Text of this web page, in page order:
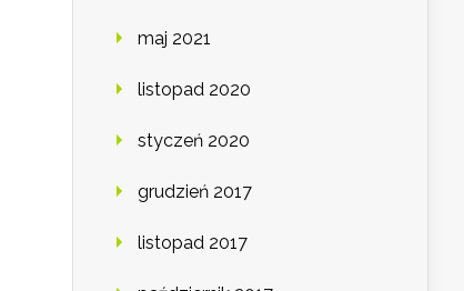
maj 2021
listopad 2020
styczeń 2020
grudzień 2017
listopad 2017